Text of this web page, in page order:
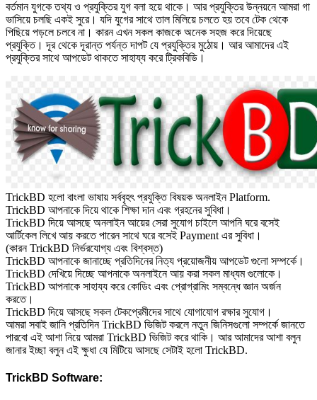
বর্তমান যুগকে তথ্য ও প্রযুক্তির যুগ বলা হয়ে থাকে। আর প্রযুক্তির উন্নয়নে আমরা গা
ভাসিয়ে চলছি একই সুরে। যদি যুগের সাথে তাল মিলিয়ে চলতে হয় তবে টেক থেকে
পিছিয়ে পড়লে চলবে না। কারন এখন সকল কাজকে অনেক সহজ করে দিয়েছে
প্রযুক্তি। দূর থেকে দূরান্ত পর্যন্ত দাপট যে প্রযুক্তির মুঠোয়। আর আমাদের এই
প্রযুক্তির সাথে আপডেট থাকতে সাহায্য করে ট্রিকবিডি।
TrickBD হলো বাংলা ভাষায় সর্ববৃহৎ প্রযুক্তি বিষয়ক অনলাইন Platform.
TrickBD আপনাকে দিয়ে থাকে শিক্ষা দান এবং গ্রহনের সুবিধা।
TrickBD দিয়ে আসছে অনলাইন আয়ের সেরা সুযোগ চাইলে আপনি ঘরে বসেই
আর্টিকেল লিখে আয় করতে পারেন সাথে ঘরে বসেই Payment এর সুবিধা।
(কারন TrickBD নির্ভরযোগ্য এবং বিশ্বস্ত)
TrickBD আপনাকে জানাচ্ছে প্রতিদিনের নিত্য প্রয়োজনীয় আপডেট গুলো সম্পর্কে।
TrickBD দেখিয়ে দিচ্ছে আপনাকে অনলাইনে আয় করা সকল মাধ্যম গুলোকে।
TrickBD আপনাকে সাহায্য করে কোডিং এবং প্রোগ্রামিং সম্বন্ধে জ্ঞান অর্জন
করতে।
TrickBD দিয়ে আসছে সকল টেকপ্রেমীদের সাথে যোগাযোগ রক্ষার সুযোগ।
আমরা সবাই জানি প্রতিদিন TrickBD ভিজিট করলে নতুন জিনিসগুলো সম্পর্কে জানতে
পারবো এই আশা নিয়ে আমরা TrickBD ভিজিট করে থাকি। আর আমাদের আশা বলুন
জানার ইচ্ছা বলুন এই ক্ষুধা যে মিটিয়ে আসছে সেটাই হলো TrickBD.
TrickBD Software: